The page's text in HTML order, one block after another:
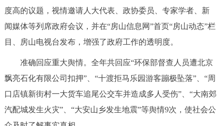
度高的议题，视情邀请人大代表、政协委员、专家学者、新
闻媒体等列席政府会议，并在“房山信息网”首页“房山动态”栏
目、房山电视台发布，增强了政府工作的透明度。
准确回应重大舆情。全年共回应“环保部督查人员遭北京
飘亮石化有限公司扣押”、“十渡拒马乐园游客蹦极坠落”、“周
口店镇新街村一大货车追尾公交车并造成多人受伤”、“大南郊
汽配城发生火灾”、“大安山乡发生地震”等舆情9次，使社会公